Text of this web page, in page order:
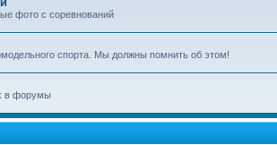
фото с соревнований
спорта. Мы должны помнить об этом!
в форумы